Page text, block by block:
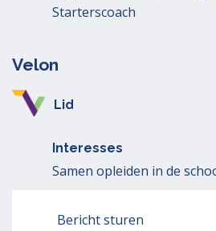
Starterscoach
Velon
Lid
Interesses
Samen opleiden in de
Bericht sturen